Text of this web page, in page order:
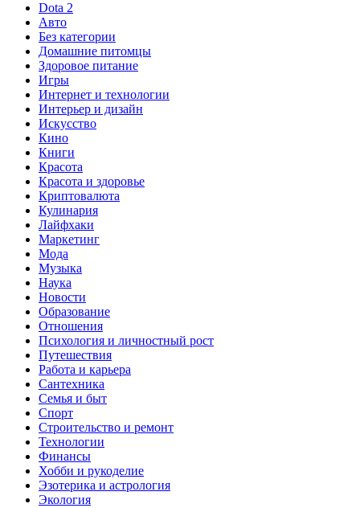
Dota 2
Авто
Без категории
Домашние питомцы
Здоровое питание
Игры
Интернет и технологии
Интерьер и дизайн
Искусство
Кино
Книги
Красота
Красота и здоровье
Криптовалюта
Кулинария
Лайфхаки
Маркетинг
Мода
Музыка
Наука
Новости
Образование
Отношения
Психология и личностный рост
Путешествия
Работа и карьера
Сантехника
Семья и быт
Спорт
Строительство и ремонт
Технологии
Финансы
Хобби и рукоделие
Эзотерика и астрология
Экология